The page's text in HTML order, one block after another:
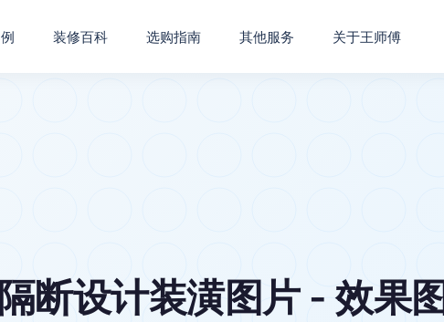
装修百科 选购指南 其他服务 关于王师傅
断设计装潢图片 - 效果图